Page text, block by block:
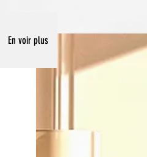
En voir plus